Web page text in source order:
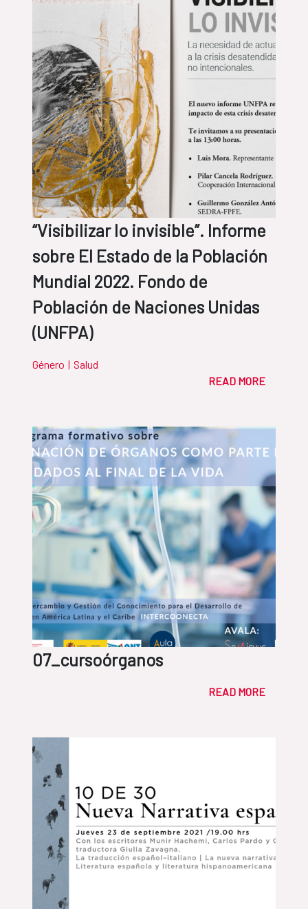
“Visibilizar lo invisible”. Informe
sobre El Estado de la Población
Mundial 2022. Fondo de
Población de Naciones Unidas
(UNFPA)
Género | Salud
READ MORE
07_cursoórganos
READ MORE